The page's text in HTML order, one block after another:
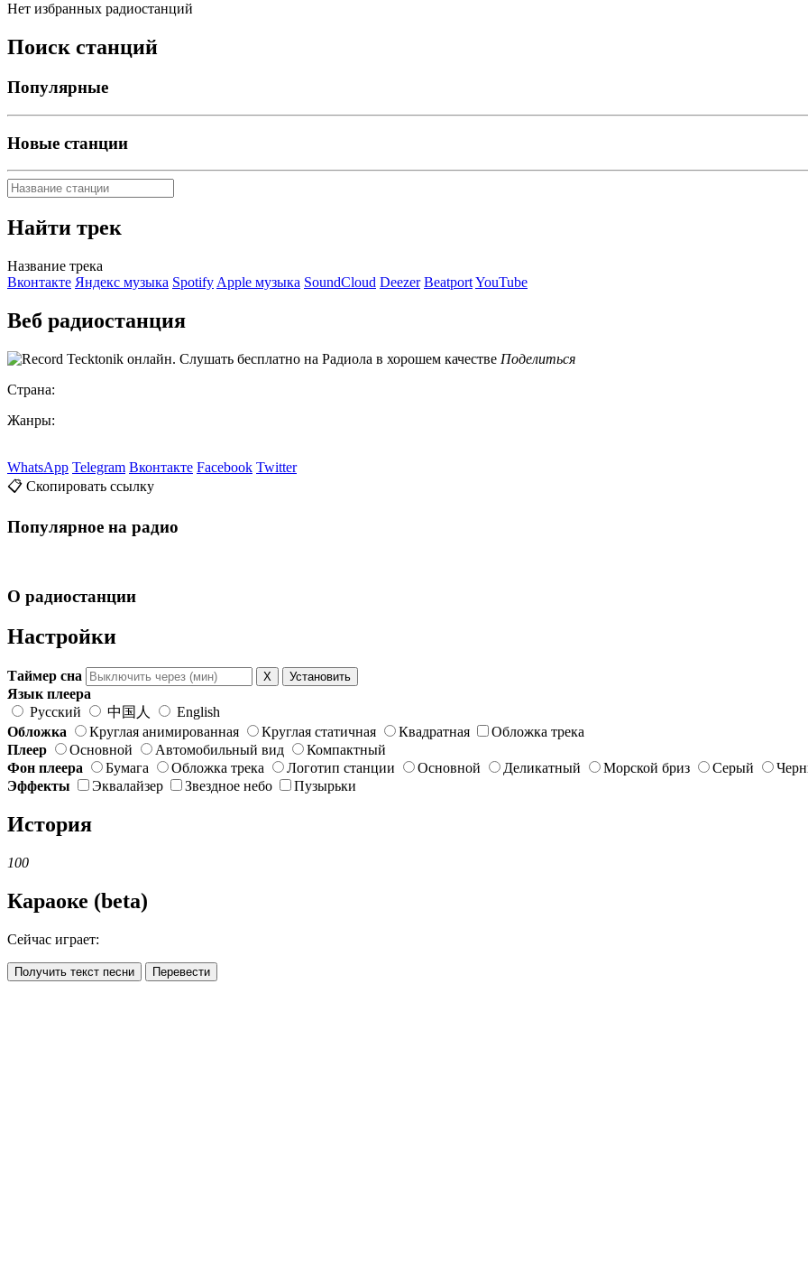
Нет избранных радиостанций
Поиск станций
Популярные
Новые станции
Найти трек
Название трека
Вконтакте Яндекс музыка Spotify Apple музыка SoundCloud Deezer BeatportYouTube
Веб радиостанция
Поделиться
Страна:
Жанры:
WhatsApp Telegram Вконтакте Facebook Twitter
📋 Скопировать ссылку
Популярное на радио
О радиостанции
Настройки
Таймер сна X Установить
Язык плеера
Русский
中国人
English
Обложка
Круглая анимированная Круглая статичная Квадратная
Обложка трека
Плеер
Основной Автомобильный вид
Компактный
Фон плеера
Бумага Обложка трека Логотип станции Основной Деликатный Морской бриз Серый
Эффекты
Эквалайзер Звездное небо Пузырьки
История
100
Караоке (beta)
Сейчас играет:
Получить текст песни Перевести